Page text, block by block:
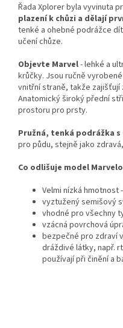
Řada Xplorer byla vyvinuta
plazení k chůzi a dělají
tenké a ohebné podrážce
učení chůze.
Objevte Marvel- lehké a
krůčky. Jsou ručně
vnitřní straně, takže zajišťují
Anatomický široký přední
prostoru pro prsty.
Pružná, tenká podrážka s
pro půdu, stejně jako
Co odlišuje model Marvel
Velmi nízká hmotnost
vyztužený semišový
vhodné pro všechny
vzácná povrchová
bezpečné pro zdraví
dráždivé látky, např.
používají při činění a